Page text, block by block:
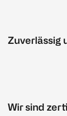
Zuverlässig
Wir sind